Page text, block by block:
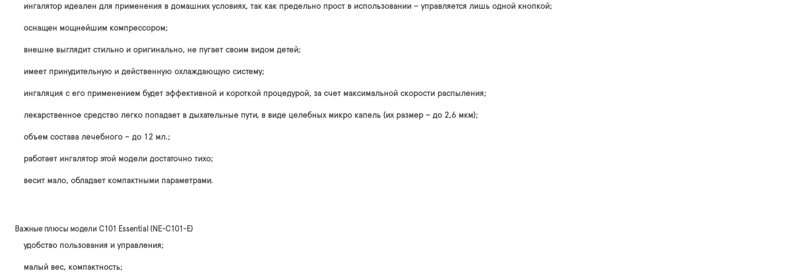
ингалятор идеален для применения в домашних условиях, так как предельно прост в использовании – управляется лишь одной кнопкой;
оснащен мощнейшим компрессором;
внешне выглядит стильно и оригинально, не пугает своим видом детей;
имеет принудительную и действенную охлаждающую систему;
ингаляция с его применением будет эффективной и короткой процедурой, за счет максимальной скорости распыления;
лекарственное средство легко попадает в дыхательные пути, в виде целебных микро капель (их размер – до 2,6 мкм);
объем состава лечебного – до 12 мл.;
работает ингалятор этой модели достаточно тихо;
весит мало, обладает компактными параметрами.
Важные плюсы модели C101 Essential (NE-C101-E)
удобство пользования и управления;
малый вес, компактность;